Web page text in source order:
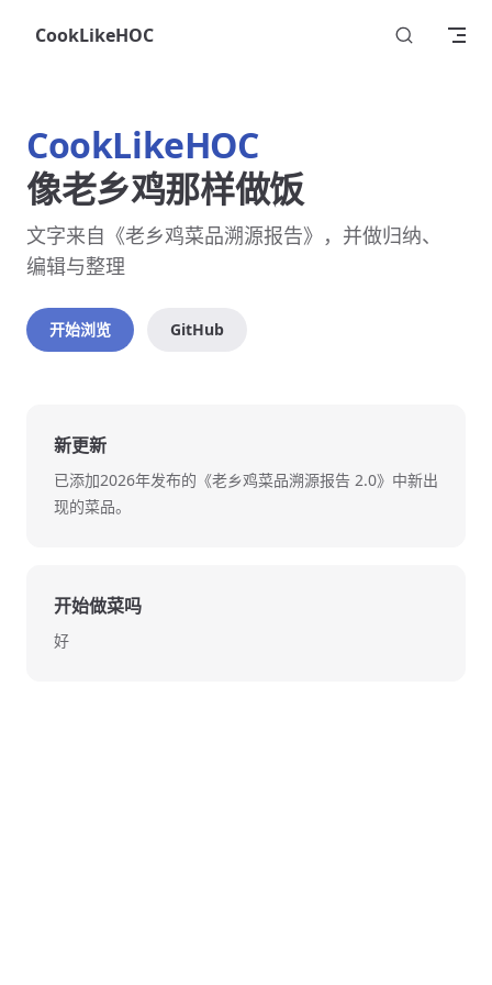
Skip to content
CookLikeHOC
CookLikeHOC
像老乡鸡那样做饭
文字来自《老乡鸡菜品溯源报告》，并做归纳、
编辑与整理
开始浏览 GitHub
新更新
已添加2026年发布的《老乡鸡菜品溯源报告 2.0》中新出
现的菜品。
开始做菜吗
好